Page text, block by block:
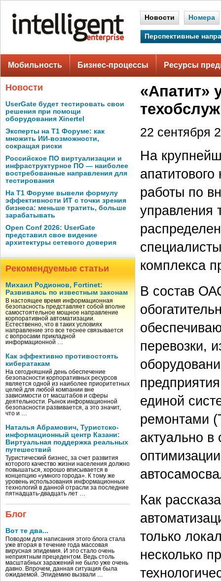
Новости Номера
Перспективные
Мобильность Бизнес-процессы Ресурсы
Новости
UserGate будет тестировать свои
решения при помощи
оборудования Xinertel
Эксперты на Т1 Форуме: как
множить ИИ-возможности,
сокращая риски
Российское ПО виртуализации и
инфраструктурное ПО — наиболее
востребованные направления для
тестирования
На Т1 Форуме вывели формулу
эффективности ИТ с точки зрения
бизнеса: меньше тратить, больше
зарабатывать
Open Conf 2026: UserGate
представил свое видение
архитектуры сетевого доверия
Рекомендуемые статьи
Михаил Родионов, Fortinet:
Развиваясь по известным законам
В настоящее время информационная
безопасность представляет собой вполне
самостоятельное мощное направление
корпоративной автоматизации.
Естественно, что в таких условиях
направление это все теснее связывается
с вопросами прикладной
информационной …
Как эффективно противостоять
кибератакам
На сегодняшний день обеспечение
безопасности корпоративных ресурсов
является одной из наиболее приоритетных
целей для любой компании вне
зависимости от масштабов и сферы
деятельности. Рынок информационной
безопасности развивается, а это значит,
что и …
Наталья Абрамович, Туристско-
информационный центр Казани:
Виртуальная поддержка реальных
путешествий
Туристический бизнес, за счет развития
которого качество жизни населения должно
повышаться, хорошо вписывается в
концепцию «умного города». К тому же
уровень использования информационных
технологий в данной отрасли за последние
пятнадцать-двадцать лет …
Блог
Вот те два...
Поводом для написания этого блога стала
уже вторая в течение года массовая
вирусная эпидемия. И это стало очень
неприятным прецедентом. Ведь столь
масштабных заражений не было уже очень
давно. Впрочем, данная ситуация была
ожидаемой. Эпидемию вызвали …
«Апатит»
22 сентября
На
работы по
управления
комплекса
В состав
перевозки,
единой
ремонтами
актуально в
Как
только
несколько